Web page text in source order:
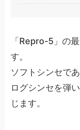
「Repro-5」の
す。
ソフトシンセで
ログシンセを弾
じます。